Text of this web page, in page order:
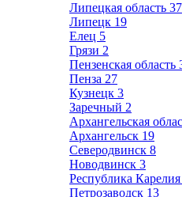
Липецкая область 37
Липецк 19
Елец 5
Грязи 2
Пензенская область
Пенза 27
Кузнецк 3
Заречный 2
Архангельская
Архангельск 19
Северодвинск 8
Новодвинск 3
Республика Карелия
Петрозаводск 13